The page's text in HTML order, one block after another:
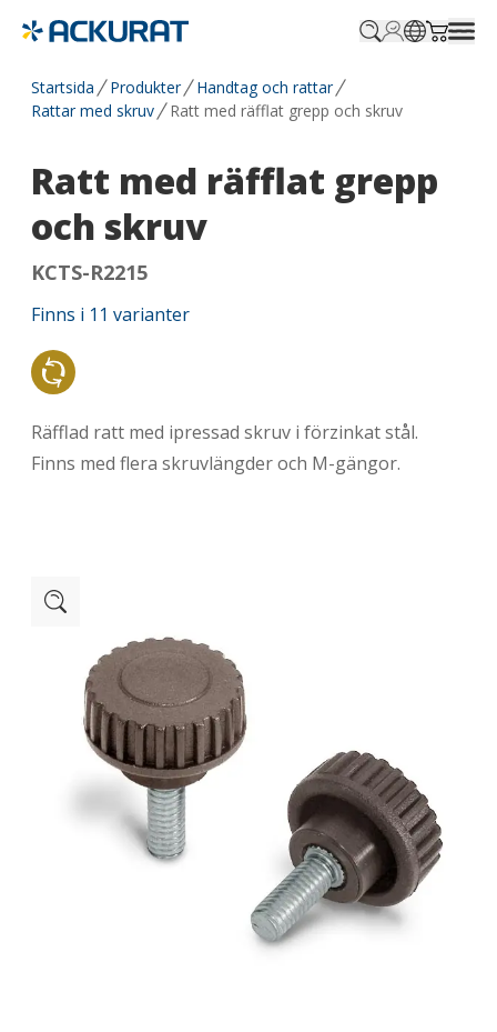
Startsida Produkter
Handtag och rattar
Rattar med skruv
Ratt med räfflat grepp och skruv
Ratt med räfflat grepp
och skruv
KCTS-R2215
Finns i 11 varianter
Återvunnet material
Räfflad ratt med ipressad skruv i förzinkat stål.
Finns med flera skruvlängder och M-gängor.